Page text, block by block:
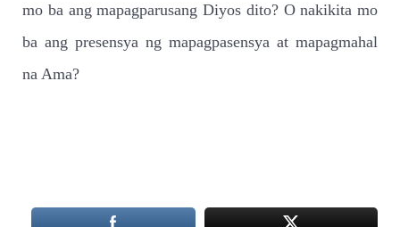
mo ba ang mapagparusang Diyos dito? O nakikita mo
ba ang presensya ng mapagpasensya at mapagmahal
na Ama?